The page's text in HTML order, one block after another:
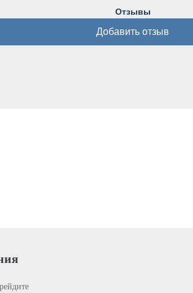
Отзывы
Добавить отзыв